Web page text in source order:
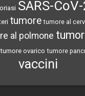
SARS-
tumore tumore al
al polmone
tumore ovarico tumore
vaccini